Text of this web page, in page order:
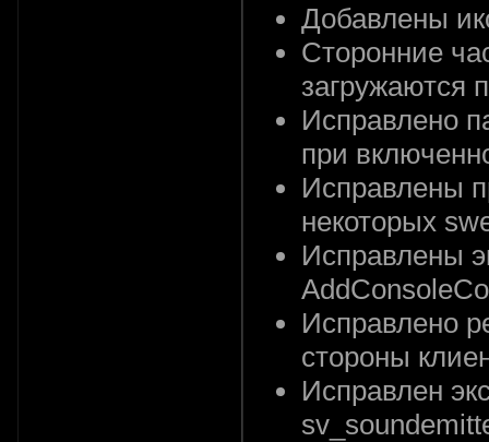
Добавлены
Сторонние
загружаются
Исправлено
при
Исправлены
некоторых
Исправлены
Исправлено
стороны
Исправлен